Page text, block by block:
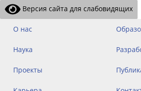
Версия сайта для слабовидящих
О нас
Наука
Проекты